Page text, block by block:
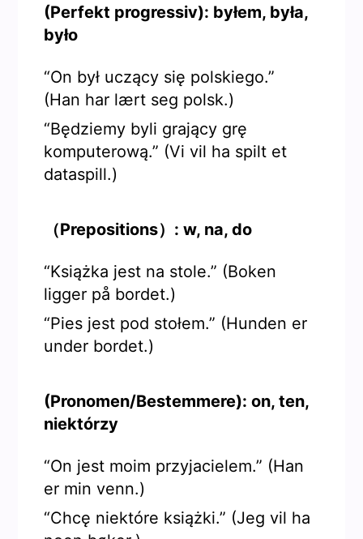
(Perfekt progressiv): byłem, była,
było
“On był uczący się polskiego.”
(Han har lært seg polsk.)
“Będziemy byli grający grę
komputerową.” (Vi vil ha spilt et
dataspill.)
（Prepositions）: w, na, do
“Książka jest na stole.” (Boken
ligger på bordet.)
“Pies jest pod stołem.” (Hunden er
under bordet.)
(Pronomen/Bestemmere): on, ten,
niektórzy
“On jest moim przyjacielem.” (Han
er min venn.)
“Chcę niektóre książki.” (Jeg vil ha